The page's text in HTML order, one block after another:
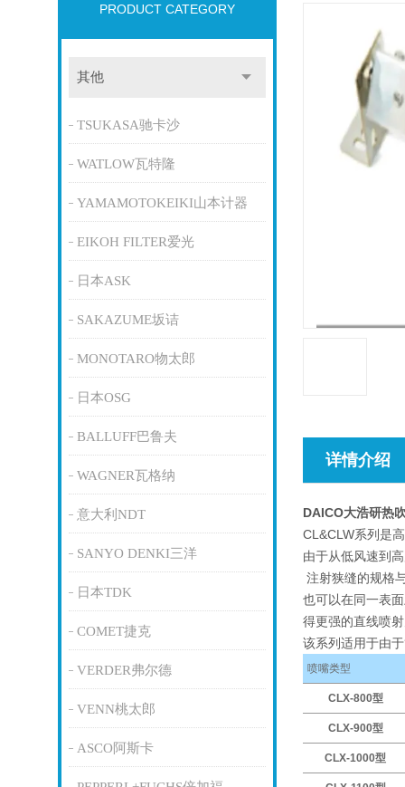
PRODUCT CATEGORY
其他
TSUKASA驰卡沙
WATLOW瓦特隆
YAMAMOTOKEIKI山本计器
EIKOH FILTER爱光
日本ASK
SAKAZUME坂诘
MONOTARO物太郎
日本OSG
BALLUFF巴鲁夫
WAGNER瓦格纳
意大利NDT
SANYO DENKI三洋
日本TDK
COMET捷克
VERDER弗尔德
VENN桃太郎
ASCO阿斯卡
详情介绍
DAICO大浩研热
CL&CLW系列是
由于从低风速到
注射狭缝的规格
也可以在同一表
得更强的直线喷
该系列适用于由
喷嘴类型
CLX-800型
CLX-900型
CLX-1000型